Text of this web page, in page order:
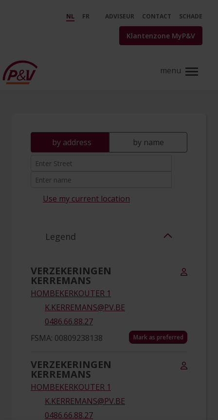
find an agent - search - P&amp;V
NL FR ADVISEUR CONTACT SCHADE
Klantenzone MyP&V
by address by name
Use my current location
Legend
VERZEKERINGEN
KERREMANS
HOMBEKERKOUTER 1
K.KERREMANS@PV.BE
0486.66.88.27
FSMA: 00809238138
Mark as preferred
VERZEKERINGEN
KERREMANS
HOMBEKERKOUTER 1
K.KERREMANS@PV.BE
0486.66.88.27